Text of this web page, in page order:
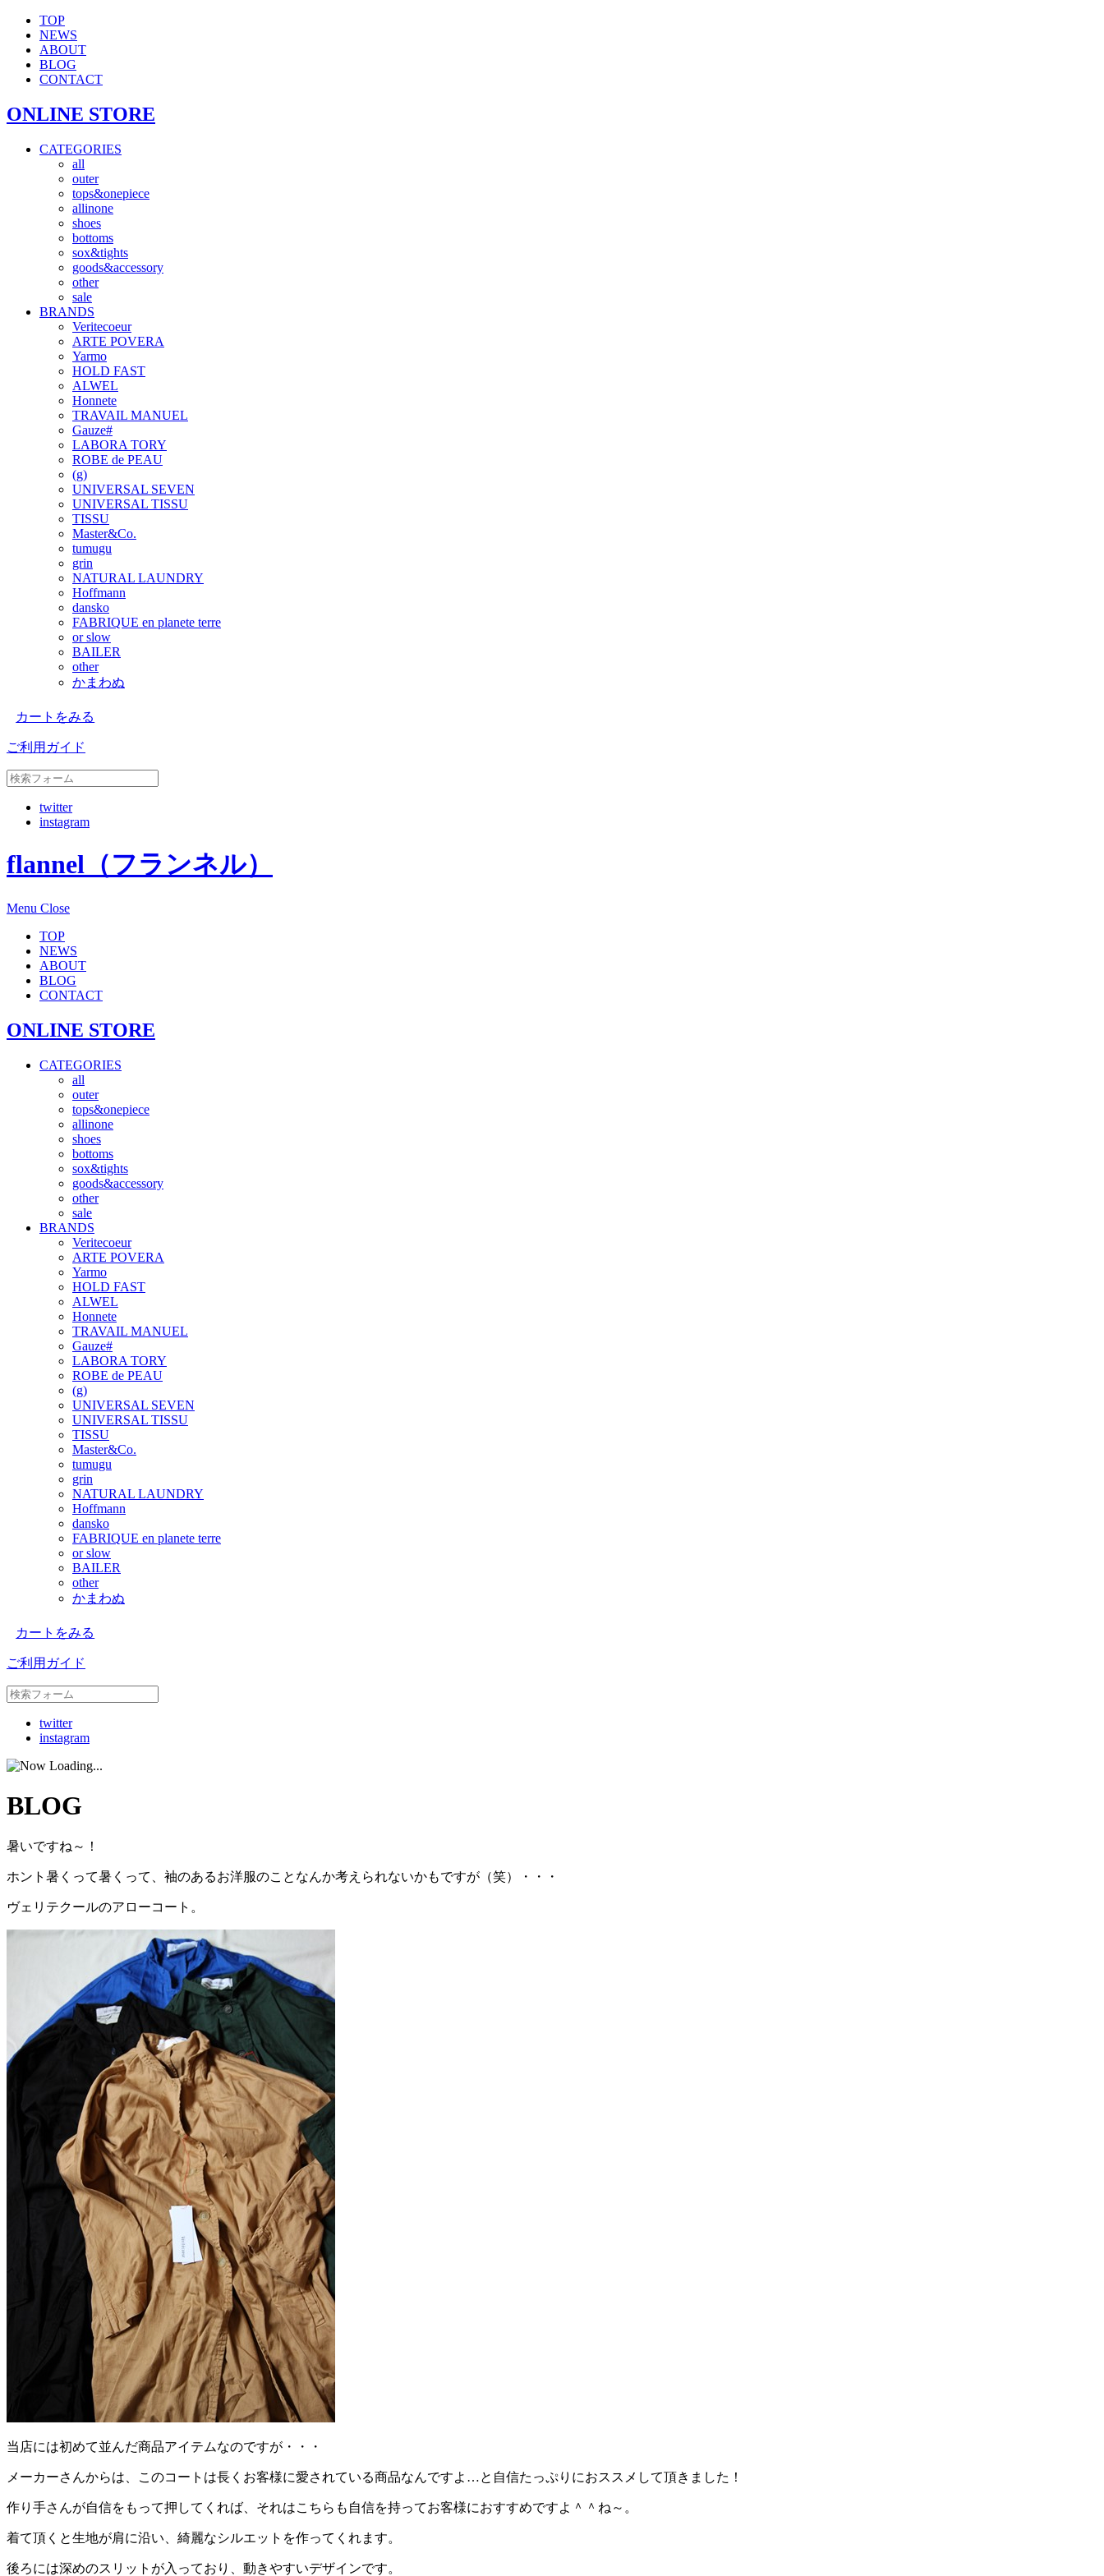
TOP
NEWS
ABOUT
BLOG
CONTACT
ONLINE STORE
CATEGORIES
all
outer
tops&onepiece
allinone
shoes
bottoms
sox&tights
goods&accessory
other
sale
BRANDS
Veritecoeur
ARTE POVERA
Yarmo
HOLD FAST
ALWEL
Honnete
TRAVAIL MANUEL
Gauze#
LABORA TORY
ROBE de PEAU
(g)
UNIVERSAL SEVEN
UNIVERSAL TISSU
TISSU
Master&Co.
tumugu
grin
NATURAL LAUNDRY
Hoffmann
dansko
FABRIQUE en planete terre
or slow
BAILER
other
かまわぬ
カートをみる
ご利用ガイド
twitter
instagram
flannel（フランネル）
Menu Close
TOP
NEWS
ABOUT
BLOG
CONTACT
ONLINE STORE
CATEGORIES
all
outer
tops&onepiece
allinone
shoes
bottoms
sox&tights
goods&accessory
other
sale
BRANDS
Veritecoeur
ARTE POVERA
Yarmo
HOLD FAST
ALWEL
Honnete
TRAVAIL MANUEL
Gauze#
LABORA TORY
ROBE de PEAU
(g)
UNIVERSAL SEVEN
UNIVERSAL TISSU
TISSU
Master&Co.
tumugu
grin
NATURAL LAUNDRY
Hoffmann
dansko
FABRIQUE en planete terre
or slow
BAILER
other
かまわぬ
カートをみる
ご利用ガイド
twitter
instagram
BLOG
暑いですね～！
ホント暑くって暑くって、袖のあるお洋服のことなんか考えられないかもですが（笑）・・・
ヴェリテクールのアローコート。
当店には初めて並んだ商品アイテムなのですが・・・
メーカーさんからは、このコートは長くお客様に愛されている商品なんですよ…と自信たっぷりにおススメして頂きました！
作り手さんが自信をもって押してくれば、それはこちらも自信を持ってお客様におすすめですよ＾＾ね～。
着て頂くと生地が肩に沿い、綺麗なシルエットを作ってくれます。
後ろには深めのスリットが入っており、動きやすいデザインです。